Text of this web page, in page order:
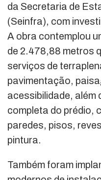
da Secretaria de
(Seinfra), com
A obra contemplou
de 2.478,88 metros
serviços de
pavimentação,
acessibilidade,
completa do prédio,
paredes, pisos,
pintura.
Também foram